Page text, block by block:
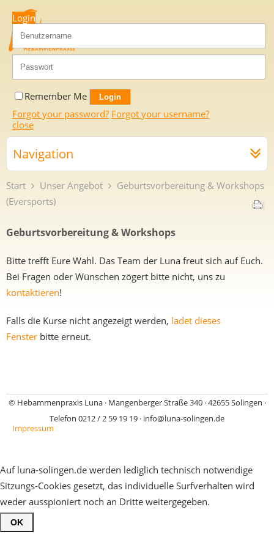
Login
Remember Me
Forgot your password? Forgot your username?
close
Navigation
Start Unser Angebot
Geburtsvorbereitung & Workshops
(Eversports)
Geburtsvorbereitung & Workshops
Bitte trefft Eure Wahl. Das Team der Luna freut sich auf Euch.
Bei Fragen oder Wünschen zögert bitte nicht, uns zu
kontaktieren!
Falls die Kurse nicht angezeigt werden, ladet dieses
Fenster bitte erneut.
© Hebammenpraxis Luna · Mangenberger Straße 340 · 42655 Solingen ·
Telefon 0212 / 2 59 19 19 · info@luna-solingen.de
Impressum
Auf luna-solingen.de werden lediglich technisch notwendige
Sitzungs-Cookies gesetzt, das individuelle Surfverhalten wird
weder ausspioniert noch an Dritte weitergegeben.
OK